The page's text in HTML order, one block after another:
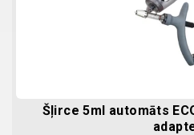
Šļirce 5ml automāts